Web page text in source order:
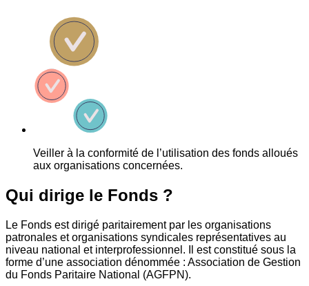
Veiller à la conformité de l’utilisation des fonds alloués
aux organisations concernées.
Qui dirige le Fonds ?
Le Fonds est dirigé paritairement par les organisations
patronales et organisations syndicales représentatives au
niveau national et interprofessionnel. Il est constitué sous la
forme d’une association dénommée : Association de Gestion
du Fonds Paritaire National (AGFPN).